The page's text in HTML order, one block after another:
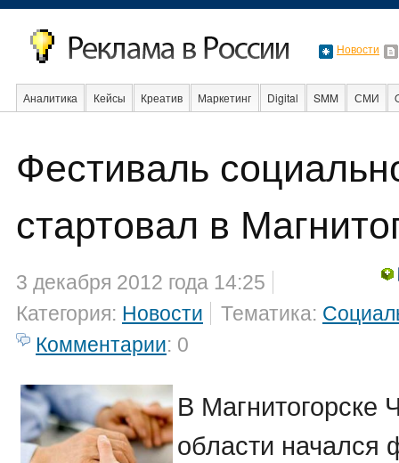
Новости
Аналитика Кейсы Креатив Маркетинг Digital SMM СМИ
Фестиваль
стартовал в
3 декабря 2012 года 14:25
Категория: Новости Тематика:
Комментарии: 0
В Магнитогорске
области начался